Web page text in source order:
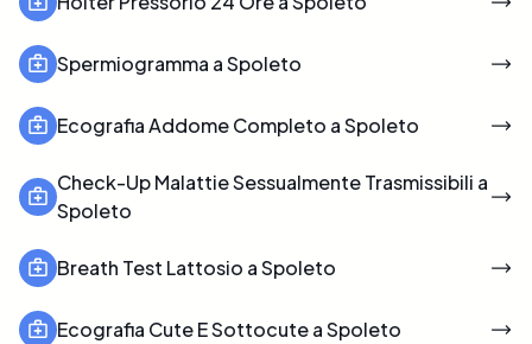
Spermiogramma a Spoleto
Ecografia Addome Completo a Spoleto
Check-Up Malattie Sessualmente Trasmissibili a
Spoleto
Breath Test Lattosio a Spoleto
Ecografia Cute E Sottocute a Spoleto